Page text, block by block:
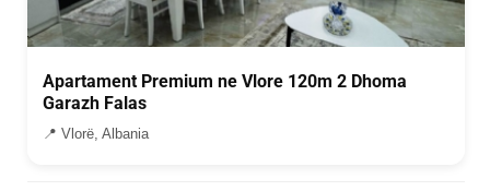
Apartament Premium ne Vlore 120m 2 Dhoma
Garazh Falas
📍 Vlorë, Albania